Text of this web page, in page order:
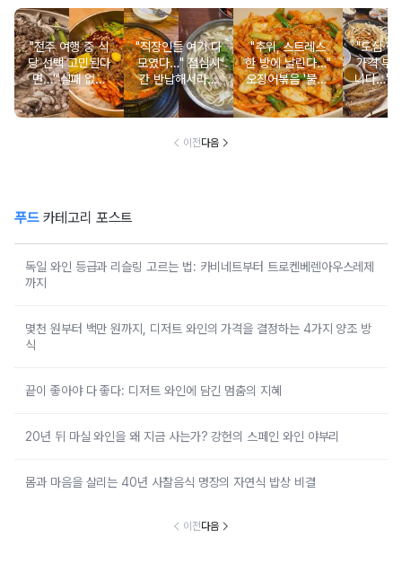
"전주 여행 중 식
당 선택 고민된다
면…'"실패 없는
맛집 TOP 3
"직장인들 여기 다
모였다…" 점심시
간 반납해서라도
먹는 여의도 맛집
BEST 3
"추위, 스트레스
한 방에 날린다…"
오징어볶음 '불맛'
나게 만드는 비법
"도심 한
가격 부
니다…"
직장인
이전다음
푸드카테고리 포스트
독일 와인 등급과 리슬링 고르는 법: 카비네트부터 트로켄베렌아우스레제
까지
몇천 원부터 백만 원까지, 디저트 와인의 가격을 결정하는 4가지 양조 방
식
끝이 좋아야 다 좋다: 디저트 와인에 담긴 멈춤의 지혜
20년 뒤 마실 와인을 왜 지금 사는가? 강헌의 스페인 와인 야부리
몸과 마음을 살리는 40년 사찰음식 명장의 자연식 밥상 비결
이전다음